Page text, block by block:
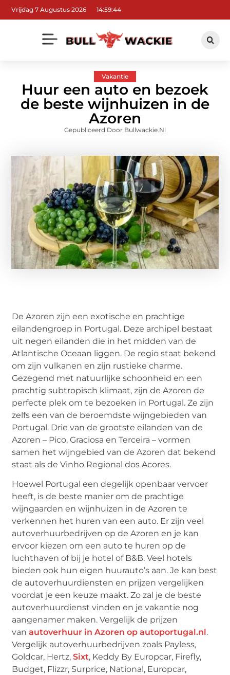
Vrijdag 7 Augustus 2026 14:59:45
Vakantie
Huur een auto en bezoek
de beste wijnhuizen in de
Azoren
Gepubliceerd Door Bullwackie.nl
De Azoren zijn een exotische en prachtige
eilandengroep in Portugal. Deze archipel bestaat
uit negen eilanden die in het midden van de
Atlantische Oceaan liggen. De regio staat bekend
om zijn vulkanen en zijn rustieke charme.
Gezegend met natuurlijke schoonheid en een
prachtig subtropisch klimaat, zijn de Azoren de
perfecte plek om te bezoeken in Portugal. Ze zijn
zelfs een van de beroemdste wijngebieden van
Portugal. Drie van de grootste eilanden van de
Azoren – Pico, Graciosa en Terceira – vormen
samen het wijngebied van de Azoren dat bekend
staat als de Vinho Regional dos Acores.
Hoewel Portugal een degelijk openbaar vervoer
heeft, is de beste manier om de prachtige
wijngaarden en wijnhuizen in de Azoren te
verkennen het huren van een auto. Er zijn veel
autoverhuurbedrijven op de Azoren en je kan
ervoor kiezen om een auto te huren op de
luchthaven of bij je hotel of B&B. Veel hotels
bieden ook hun eigen huurauto’s aan. Je kan best
de autoverhuurdiensten en prijzen vergelijken
voordat je een keuze maakt. Zo zal je de beste
autoverhuurdienst vinden en je vakantie nog
aangenamer maken. Vergelijk de prijzen
vanautoverhuur in Azoren op autoportugal.nl.
Vergelijk autoverhuurbedrijven zoals Payless,
Goldcar, Hertz,Sixt, Keddy By Europcar, Firefly,
Budget, Flizzr, Surprice, National, Europcar,